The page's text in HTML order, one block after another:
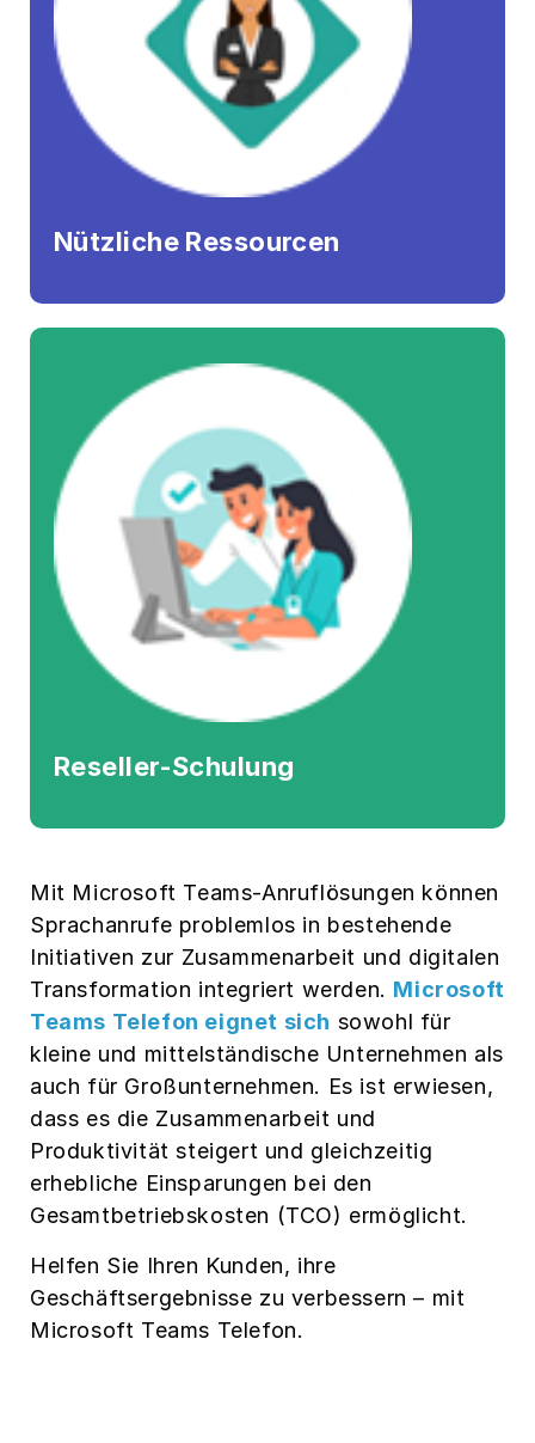
Nützliche Ressourcen
Reseller-Schulung
Mit Microsoft Teams-Anruflösungen können
Sprachanrufe problemlos in bestehende
Initiativen zur Zusammenarbeit und digitalen
Transformation integriert werden. Microsoft
Teams Telefon eignet sich sowohl für
kleine und mittelständische Unternehmen als
auch für Großunternehmen. Es ist erwiesen,
dass es die Zusammenarbeit und
Produktivität steigert und gleichzeitig
erhebliche Einsparungen bei den
Gesamtbetriebskosten (TCO) ermöglicht.
Helfen Sie Ihren Kunden, ihre
Geschäftsergebnisse zu verbessern – mit
Microsoft Teams Telefon.